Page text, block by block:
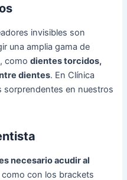
invisibles son
una amplia gama de
comodientes torcidos,
dientes. En Clínica
sorprendentes en nuestros
necesario acudir al
como con los brackets